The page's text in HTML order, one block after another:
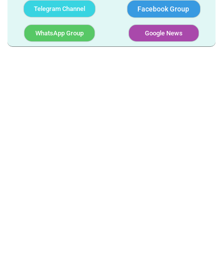
Telegram Channel Facebook Group
WhatsApp Group Google News